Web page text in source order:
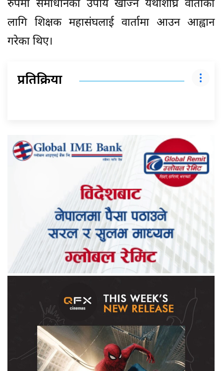
रुपमा समाधानका उपाय खोज्न यथाशीघ्र वार्ताका
लागि शिक्षक महासंघलाई वार्तामा आउन आह्वान
गरेका थिए।
प्रतिक्रिया